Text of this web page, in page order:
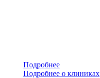
Подробнее
Подробнее о клиниках